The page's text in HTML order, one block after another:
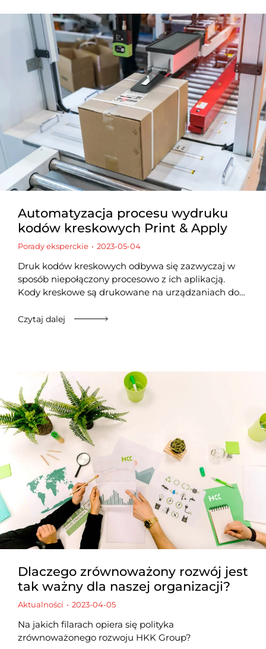
Automatyzacja procesu wydruku
kodów kreskowych Print & Apply
Porady eksperckie 2023-05-04
Druk kodów kreskowych odbywa się zazwyczaj w
sposób niepołączony procesowo z ich aplikacją.
Kody kreskowe są drukowane na urządzaniach do…
Czytaj dalej
Dlaczego zrównoważony rozwój jest
tak ważny dla naszej organizacji?
Aktualności 2023-04-05
Na jakich filarach opiera się polityka
zrównoważonego rozwoju HKK Group?